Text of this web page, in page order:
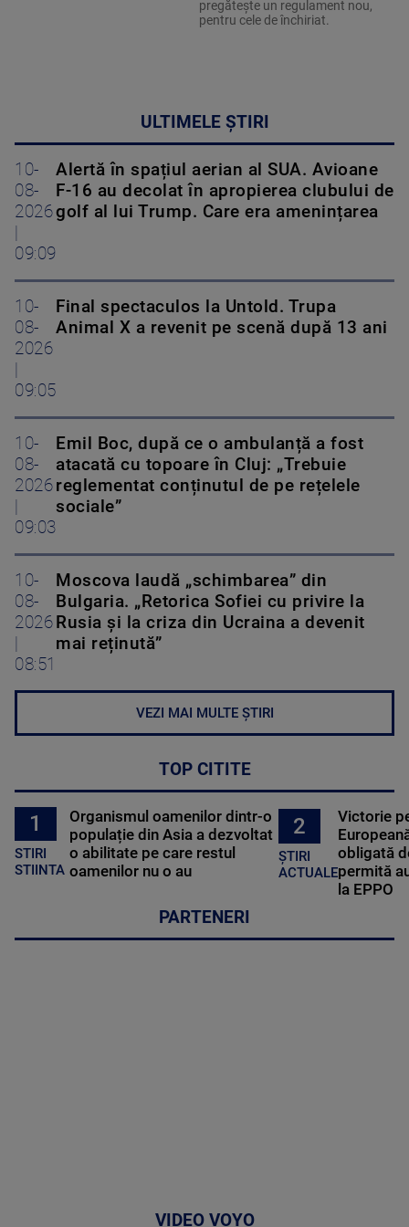
pregătește un regulament nou,
pentru cele de închiriat.
ULTIMELE ȘTIRI
10-
08-
2026
|
09:09
Alertă în spațiul aerian al SUA. Avioane
F-16 au decolat în apropierea clubului de
golf al lui Trump. Care era amenințarea
10-
08-
2026
|
09:05
Final spectaculos la Untold. Trupa
Animal X a revenit pe scenă după 13 ani
10-
08-
2026
|
09:03
Emil Boc, după ce o ambulanță a fost
atacată cu topoare în Cluj: „Trebuie
reglementat conținutul de pe rețelele
sociale”
10-
08-
2026
|
08:51
Moscova laudă „schimbarea” din
Bulgaria. „Retorica Sofiei cu privire la
Rusia și la criza din Ucraina a devenit
mai reținută”
VEZI MAI MULTE ȘTIRI
TOP CITITE
1
STIRI
STIINTA
Organismul oamenilor dintr-o
populație din Asia a dezvoltat
o abilitate pe care restul
oamenilor nu o au
2
ȘTIRI
ACTUALE
Victorie
obligată
permită
la EPPO
PARTENERI
VIDEO VOYO